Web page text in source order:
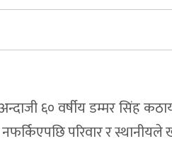
६० वर्षीय डम्मर सिंह
परिवार र